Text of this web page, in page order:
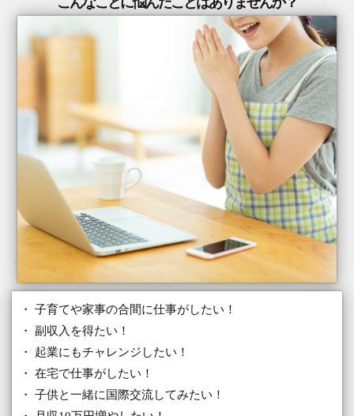
・ 子育てや家事の合間に仕事がしたい！
・ 副収入を得たい！
・ 起業にもチャレンジしたい！
・ 在宅で仕事がしたい！
・ 子供と一緒に国際交流してみたい！